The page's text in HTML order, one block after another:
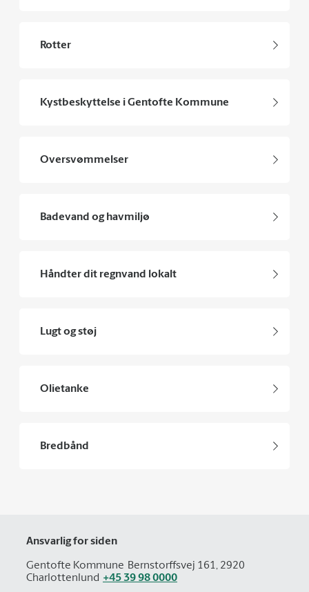
Rotter
Kystbeskyttelse i Gentofte Kommune
Oversvømmelser
Badevand og havmiljø
Håndter dit regnvand lokalt
Lugt og støj
Olietanke
Bredbånd
Ansvarlig for siden
Gentofte Kommune Bernstorffsvej 161, 2920
Charlottenlund +45 39 98 0000